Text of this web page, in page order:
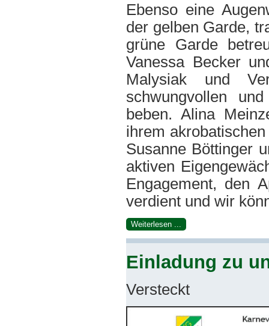
Ebenso eine
der gelben Garde,
grüne Garde
Vanessa Becker
Malysiak und
schwungvollen
beben. Alina
ihrem
Susanne Böttinger
aktiven
Engagement, den
verdient und wir
Weiterlesen ...
Einladung zu
Versteckt